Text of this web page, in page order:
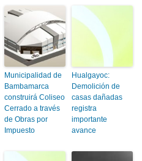
Municipalidad de
Bambamarca
construirá Coliseo
Cerrado a través
de Obras por
Impuesto
Hualgayoc:
Demolición de
casas dañadas
registra
importante
avance